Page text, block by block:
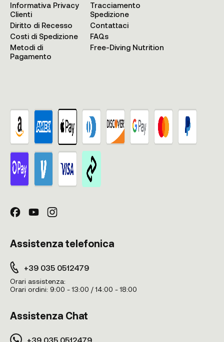
Informativa Privacy
Clienti
Diritto di Recesso
Costi di Spedizione
Metodi di
Pagamento
Tracciamento
Spedizione
Contattaci
FAQs
Free-Diving Nutrition
Assistenza telefonica
+39 035 0512479
Orari assistenza:
Orari ordini: 9:00 - 13:00 / 14:00 - 18:00
Assistenza Chat
+39 035 0512479